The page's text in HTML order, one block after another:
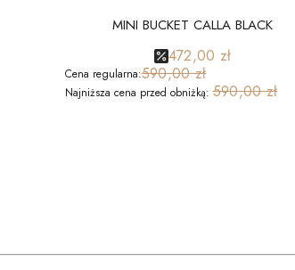
MINI BUCKET CALLA BLACK
472,00 zł
Cena regularna:590,00 zł
Najniższa cena przed obniżką: 590,00 zł